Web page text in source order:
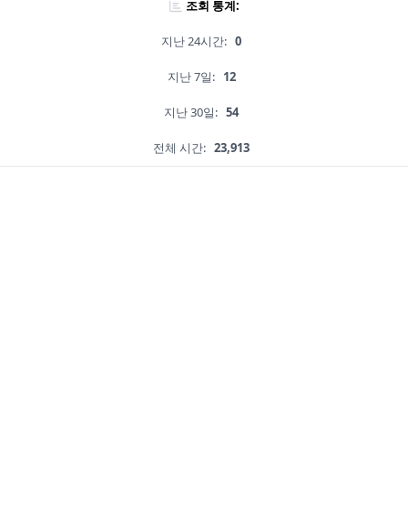
조회 통계:
지난 24시간: 0
지난 7일: 12
지난 30일: 54
전체 시간: 23,913